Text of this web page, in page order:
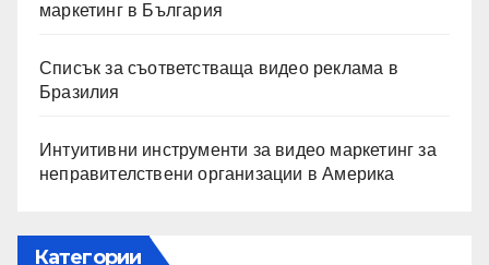
маркетинг в България
Списък за съответстваща видео реклама в
Бразилия
Интуитивни инструменти за видео маркетинг за
неправителствени организации в Америка
Категории